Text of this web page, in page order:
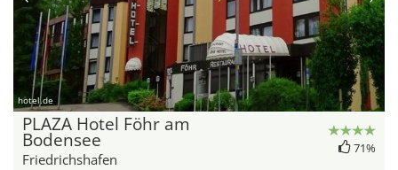
hotel.de
PLAZA Hotel Föhr am
Bodensee
Friedrichshafen
71%